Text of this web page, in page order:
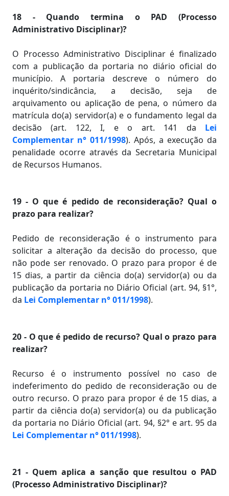
18 - Quando termina o PAD (Processo
Administrativo Disciplinar)?
O Processo Administrativo Disciplinar é finalizado
com a publicação da portaria no diário oficial do
município. A portaria descreve o número do
inquérito/sindicância, a decisão, seja de
arquivamento ou aplicação de pena, o número da
matrícula do(a) servidor(a) e o fundamento legal da
decisão (art. 122, I, e o art. 141 da Lei
Complementar n° 011/1998). Após, a execução da
penalidade ocorre através da Secretaria Municipal
de Recursos Humanos.
19 - O que é pedido de reconsideração? Qual o
prazo para realizar?
Pedido de reconsideração é o instrumento para
solicitar a alteração da decisão do processo, que
não pode ser renovado. O prazo para propor é de
15 dias, a partir da ciência do(a) servidor(a) ou da
publicação da portaria no Diário Oficial (art. 94, §1°,
da Lei Complementar n° 011/1998).
20 - O que é pedido de recurso? Qual o prazo para
realizar?
Recurso é o instrumento possível no caso de
indeferimento do pedido de reconsideração ou de
outro recurso. O prazo para propor é de 15 dias, a
partir da ciência do(a) servidor(a) ou da publicação
da portaria no Diário Oficial (art. 94, §2° e art. 95 da
Lei Complementar n° 011/1998).
21 - Quem aplica a sanção que resultou o PAD
(Processo Administrativo Disciplinar)?